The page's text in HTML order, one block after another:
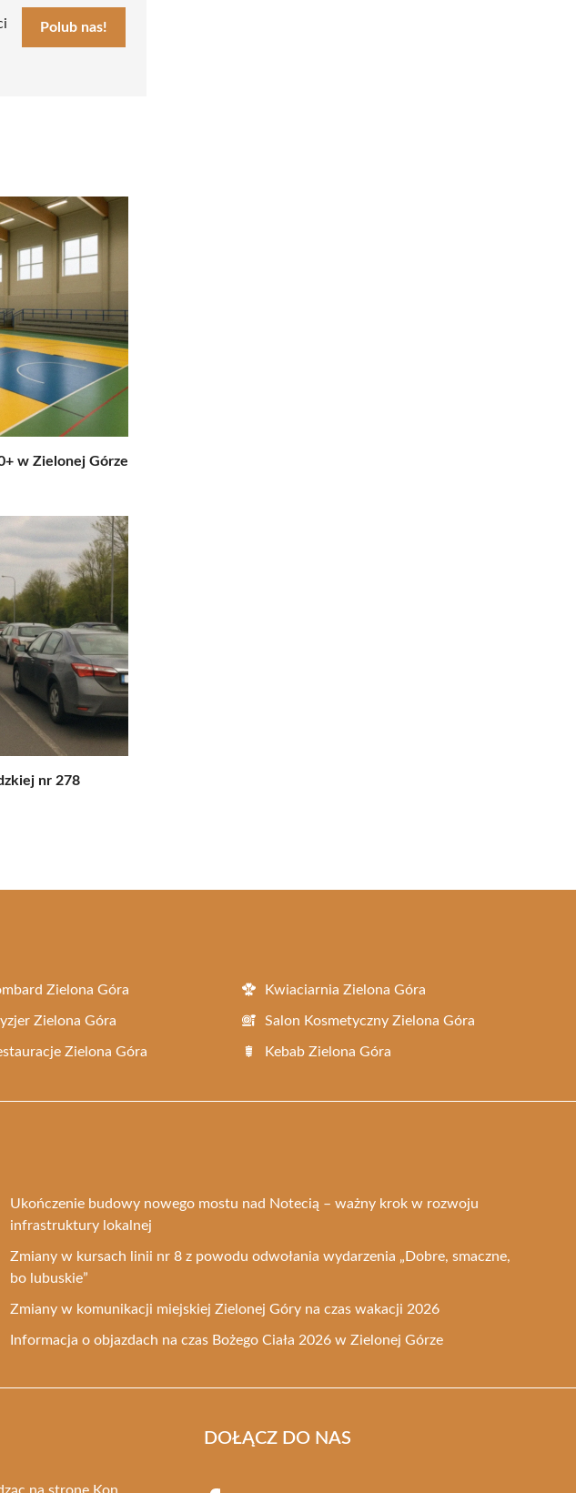
Polub nas!
w Zielonej Górze
nr 278
Zielona Góra Kwiaciarnia Zielona Góra
Zielona Góra Salon Kosmetyczny Zielona Góra
Zielona Góra Kebab Zielona Góra
Ukończenie budowy nowego mostu nad Notecią – ważny krok w rozwoju
infrastruktury lokalnej
Zmiany w kursach linii nr 8 z powodu odwołania wydarzenia „Dobre, smaczne,
bo lubuskie”
Zmiany w komunikacji miejskiej Zielonej Góry na czas wakacji 2026
Informacja o objazdach na czas Bożego Ciała 2026 w Zielonej Górze
DOŁĄCZ DO NAS